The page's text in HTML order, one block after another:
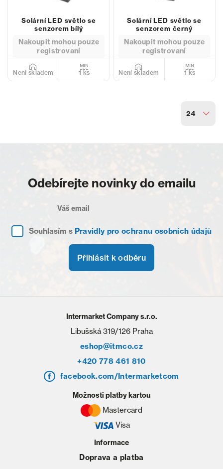
Solární LED světlo se
senzorem bílý
Nakoupit mohou pouze
registrovaní
Není skladem 1 ks
Solární LED světlo se
senzorem černý
Nakoupit mohou pouze
registrovaní
Není skladem 1 ks
24
Odebírejte novinky do emailu
Souhlasím s Pravidly pro ochranu osobních údajů
Přihlásit k odběru
Intermarket Company s.r.o.
Libušská 319/126 Praha
eshop@itmco.cz
+420 778 461 810
facebook.com/Intermarketcom
Informace
Doprava a platba
Možnosti platby kartou
Mastercard
Visa